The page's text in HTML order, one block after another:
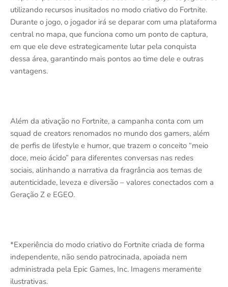
utilizando recursos inusitados no modo criativo do Fortnite.
Durante o jogo, o jogador irá se deparar com uma plataforma
central no mapa, que funciona como um ponto de captura,
em que ele deve estrategicamente lutar pela conquista
dessa área, garantindo mais pontos ao time dele e outras
vantagens.
Além da ativação no Fortnite, a campanha conta com um
squad de creators renomados no mundo dos gamers, além
de perfis de lifestyle e humor, que trazem o conceito “meio
doce, meio ácido” para diferentes conversas nas redes
sociais, alinhando a narrativa da fragrância aos temas de
autenticidade, leveza e diversão – valores conectados com a
Geração Z e EGEO.
*Experiência do modo criativo do Fortnite criada de forma
independente, não sendo patrocinada, apoiada nem
administrada pela Epic Games, Inc. Imagens meramente
ilustrativas.